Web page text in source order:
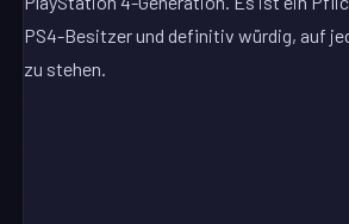
PS4-Besitzer und definitiv würdig, auf
zu stehen.